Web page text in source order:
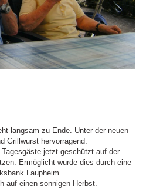
langsam zu Ende. Unter der neuen
Grillwurst hervorragend.
jetzt geschützt auf der
Ermöglicht wurde dies durch eine
Laupheim.
auf einen sonnigen Herbst.